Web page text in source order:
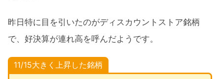
昨日特に目を引いたのがディスカウントストア銘柄
で、好決算が連れ高を呼んだようです。
11/15大きく上昇した銘柄